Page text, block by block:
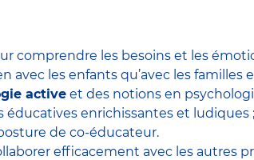
comprendre les besoins et les
avec les enfants qu’avec les familles
active et des notions en
éducatives enrichissantes et ludiques ;
de co-éducateur.
efficacement avec les autres